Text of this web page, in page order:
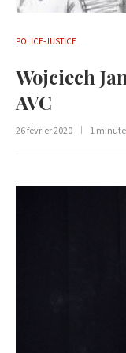
POLICE-JUSTICE
Wojciech
AVC
26 février 2020 1